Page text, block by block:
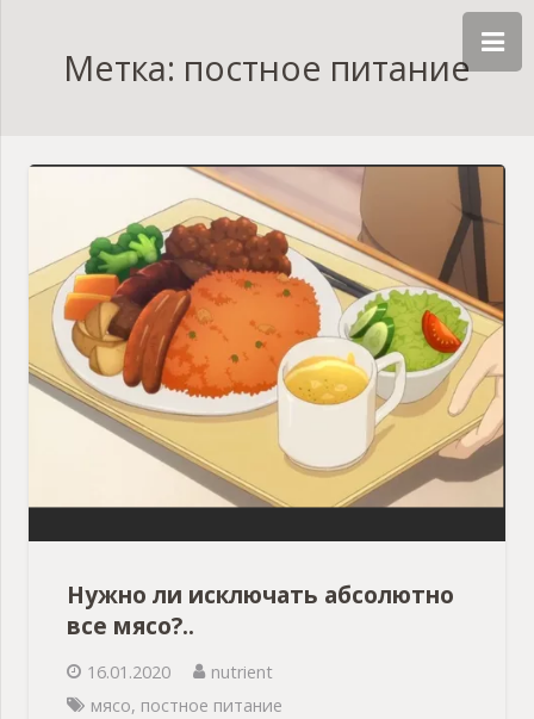
Метка: постное питание
Нужно ли исключать абсолютно
все мясо?..
16.01.2020
nutrient
мясо, постное питание